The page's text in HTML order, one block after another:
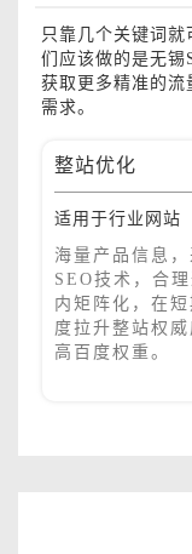
只靠几个关键词
们应该做的是无锡
获取更多精准的流
需求。
整站优化
适用于行业网站
海量产品信息，
SEO技术，合
内矩阵化，在短
度拉升整站权威
高百度权重。